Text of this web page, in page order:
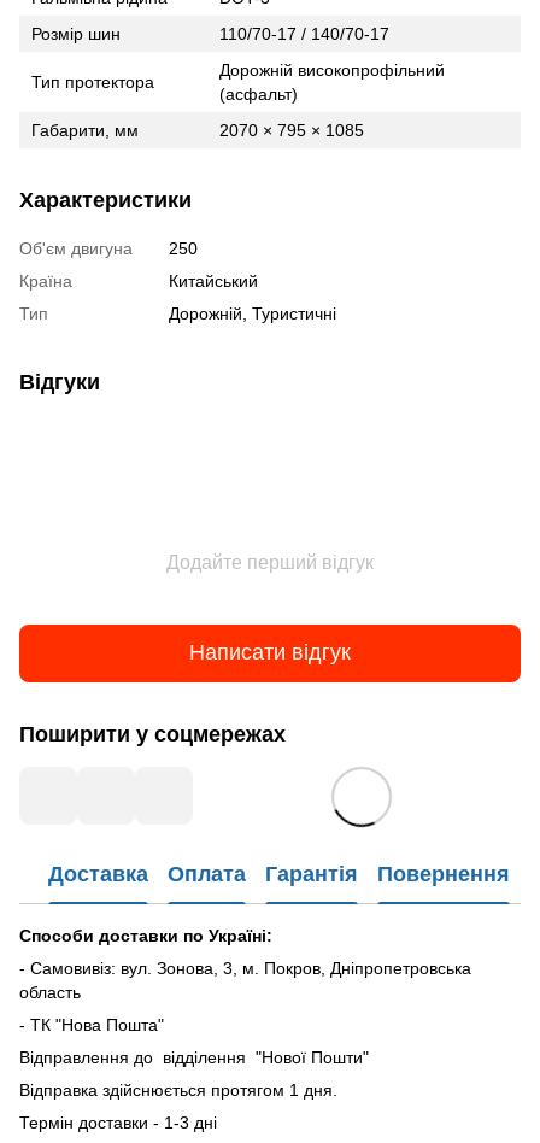
Розмір шин
110/70-17 / 140/70-17
Тип протектора
Дорожній високопрофільний
(асфальт)
Габарити, мм
2070 × 795 × 1085
Характеристики
Об'єм двигуна
250
Країна
Китайський
Тип
Дорожній, Туристичні
Відгуки
Додайте перший відгук
Написати відгук
Поширити у соцмережах
Доставка Оплата Гарантія Повернення
Способи доставки по Україні:
- Самовивіз: вул. Зонова, 3, м. Покров, Дніпропетровська
область
- ТК "Нова Пошта"
Відправлення до відділення "Нової Пошти"
Відправка здійснюється протягом 1 дня.
Термін доставки - 1-3 дні